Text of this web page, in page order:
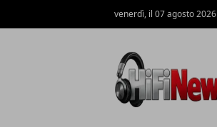
venerdì, il 07 agosto 2026